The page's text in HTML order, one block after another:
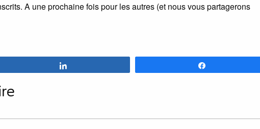
A une prochaine fois pour les autres (et nous vous partagerons